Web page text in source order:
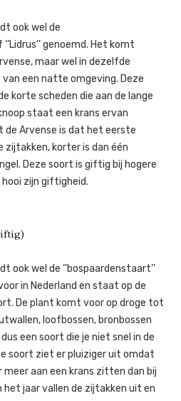
ook wel de
genoemd. Het komt
maar wel in dezelfde
een natte omgeving. Deze
korte scheden die aan de lange
staat een krans ervan
de Arvense is dat het eerste
korter is dan één
Deze soort is giftig bij hogere
zijn giftigheid.
ook wel de ‘’bospaardenstaart’’
in Nederland en staat op de
De plant komt voor op droge tot
loofbossen, bronbossen
een soort die je niet snel in de
soort ziet er pluiziger uit omdat
meer aan een krans zitten dan bij
het jaar vallen de zijtakken uit en